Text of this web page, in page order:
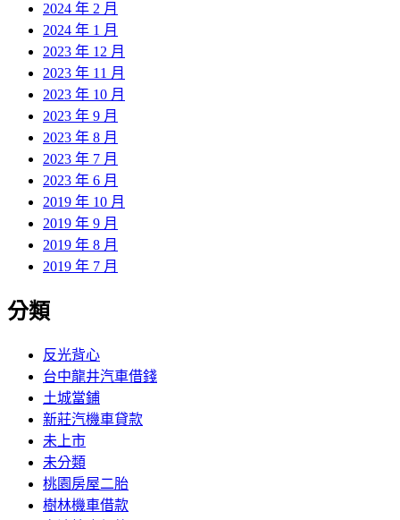
2024 年 2 月
2024 年 1 月
2023 年 12 月
2023 年 11 月
2023 年 10 月
2023 年 9 月
2023 年 8 月
2023 年 7 月
2023 年 6 月
2019 年 10 月
2019 年 9 月
2019 年 8 月
2019 年 7 月
分類
反光背心
台中龍井汽車借錢
土城當鋪
新莊汽機車貸款
未上市
未分類
桃園房屋二胎
樹林機車借款